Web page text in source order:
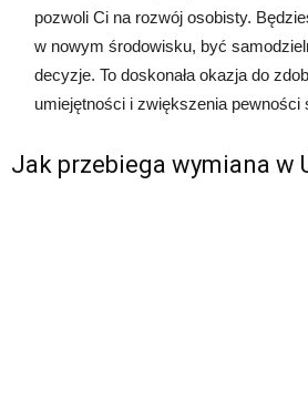
pozwoli Ci na rozwój osobisty.
w nowym środowisku, być
decyzje. To doskonała okazja do
umiejętności i zwiększenia pewności
Jak przebiega wymiana w